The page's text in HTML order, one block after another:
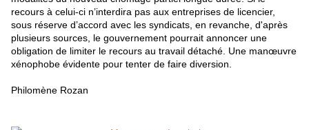
recours à celui-ci n’interdira pas aux entreprises de licencier,
sous réserve d’accord avec les syndicats, en revanche, d'après
plusieurs sources, le gouvernement pourrait annoncer une
obligation de limiter le recours au travail détaché. Une manœuvre
xénophobe évidente pour tenter de faire diversion.
Philomène Rozan